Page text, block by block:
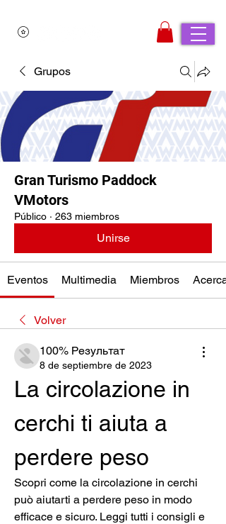
Grupos
Gran Turismo Paddock
VMotors
Público · 263 miembros
Unirse
Eventos Multimedia Miembros Acerca
Volver
100% Результат
8 de septiembre de 2023
La circolazione in
cerchi ti aiuta a
perdere peso
Scopri come la circolazione in cerchi
può aiutarti a perdere peso in modo
efficace e sicuro. Leggi tutti i consigli e